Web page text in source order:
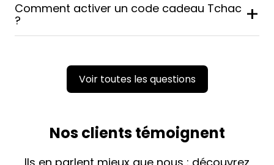
Comment activer un code cadeau Tchac
?
+
Voir toutes les questions
Nos clients témoignent